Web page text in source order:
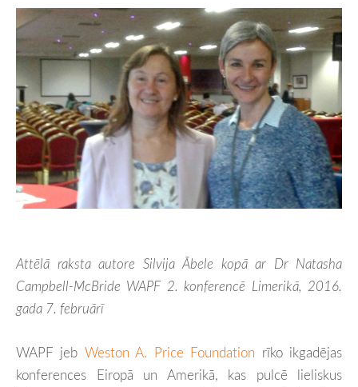
Attēlā raksta autore Silvija Ābele kopā ar Dr Natasha
Campbell-McBride WAPF 2. konferencē Limerikā, 2016.
gada 7. februārī
WAPF jeb Weston A. Price Foundation rīko ikgadējas
konferences Eiropā un Amerikā, kas pulcē lieliskus